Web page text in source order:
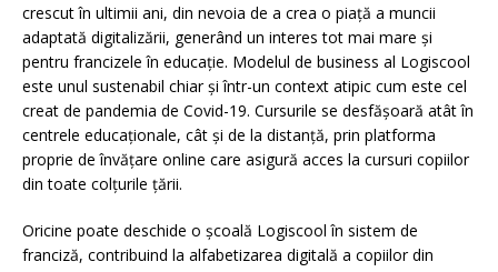
crescut în ultimii ani, din nevoia de a crea o piață a muncii
adaptată digitalizării, generând un interes tot mai mare și
pentru francizele în educație. Modelul de business al Logiscool
este unul sustenabil chiar și într-un context atipic cum este cel
creat de pandemia de Covid-19. Cursurile se desfășoară atât în
centrele educaționale, cât și de la distanță, prin platforma
proprie de învățare online care asigură acces la cursuri copiilor
din toate colțurile țării.
Oricine poate deschide o școală Logiscool în sistem de
franciză, contribuind la alfabetizarea digitală a copiilor din